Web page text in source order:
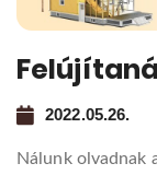
2022.05.26.
Nálunk olvadnak